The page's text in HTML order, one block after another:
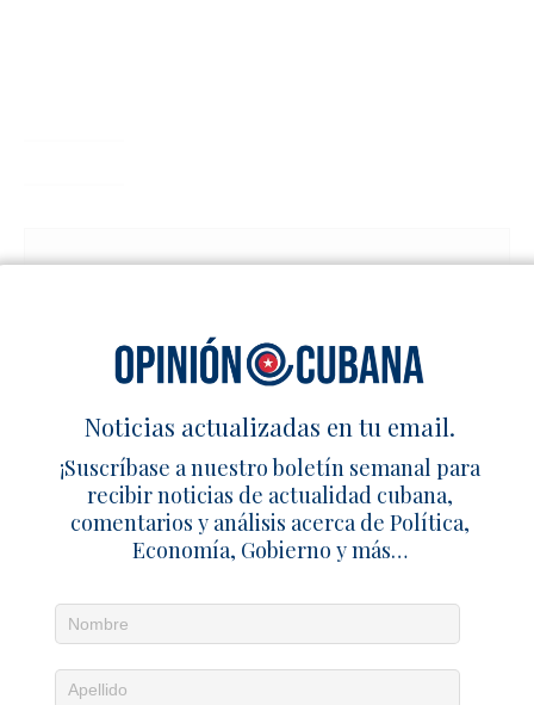
¡Suscríbete para recibir noticias de actualidad
cubana, comentarios y análisis acerca de
Política, Economía, Gobierno, Cultura y más…
SUSCRIPCIÓN|ACCEDER
La tierra tembló, pero Venezuela ya estaba rota
El castrismo rompe con 60 años de modelo
Noticias actualizadas en tu email.
¡Suscríbase a nuestro boletín semanal para
recibir noticias de actualidad cubana,
comentarios y análisis acerca de Política,
Economía, Gobierno y más…